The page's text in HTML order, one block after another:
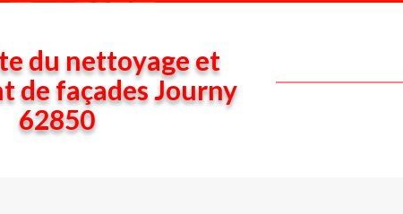
du nettoyage et
de façades Journy
62850